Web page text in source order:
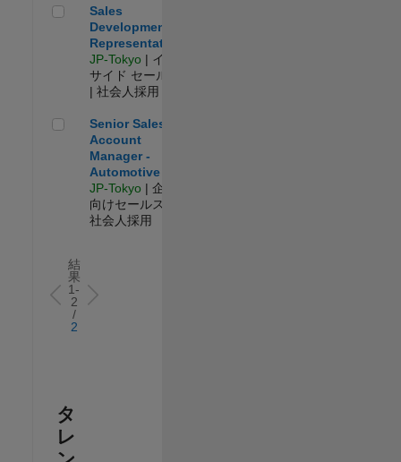
Sales Development Representative
Sales
Development
Representative
JP-Tokyo | イン
サイド セールス
| 社会人採用
Senior Sales Account Manager - Automotive
Senior Sales
Account
Manager -
Automotive
JP-Tokyo | 企業
向けセールス |
社会人採用
結
果
1-
2
/
2
タ
レ